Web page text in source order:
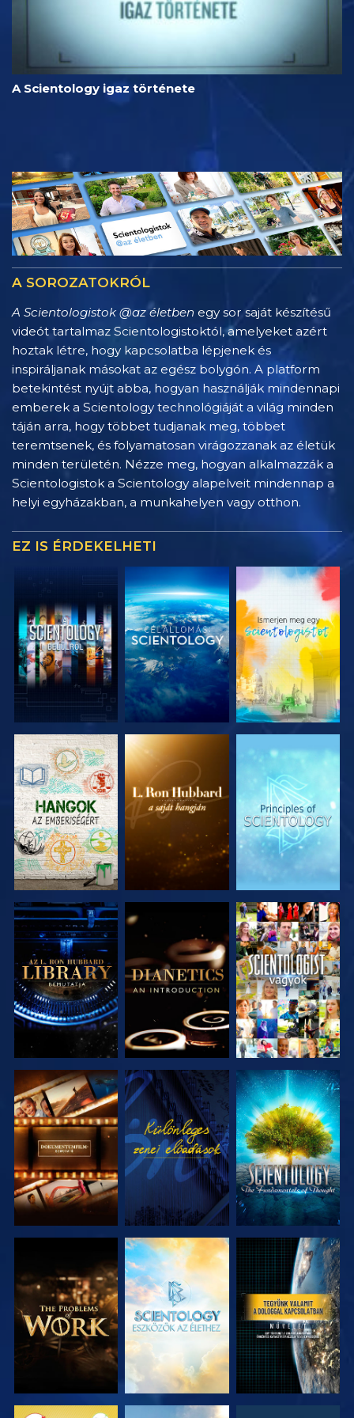
A Scientology igaz története
A SOROZATOKRÓL
A Scientologistok @az életben egy sor saját készítésű
videót tartalmaz Scientologistoktól, amelyeket azért
hoztak létre, hogy kapcsolatba lépjenek és
inspiráljanak másokat az egész bolygón. A platform
betekintést nyújt abba, hogyan használják mindennapi
emberek a Scientology technológiáját a világ minden
táján arra, hogy többet tudjanak meg, többet
teremtsenek, és folyamatosan virágozzanak az életük
minden területén. Nézze meg, hogyan alkalmazzák a
Scientologistok a Scientology alapelveit mindennap a
helyi egyházakban, a munkahelyen vagy otthon.
EZ IS ÉRDEKELHETI
A SOROZAT
RÉSZEI
A SOROZAT
RÉSZEI
A SOROZAT
RÉSZEI
A SOROZAT
RÉSZEI
A SOROZAT
RÉSZEI
MŰSORNÉZÉS
A SOROZAT
RÉSZEI
MŰSORNÉZÉS
A SOROZAT
RÉSZEI
A SOROZAT
RÉSZEI
A SOROZAT
RÉSZEI
MŰSORNÉZÉS